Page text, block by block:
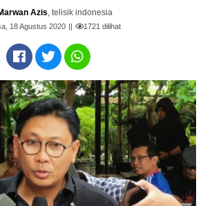
Azis, telisik indonesia
18 Agustus 2020 1721 dilihat